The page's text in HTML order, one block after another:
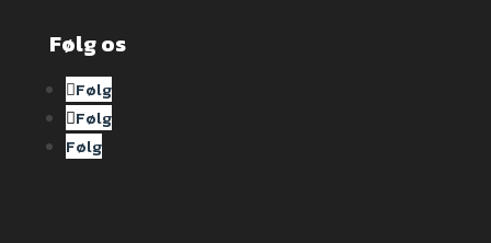
Følg os
Følg
Følg
Følg